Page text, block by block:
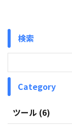
検索
Category
ツール (6)